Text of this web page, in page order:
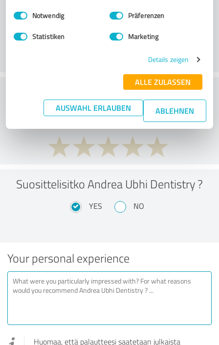
Impressum Datenschutzbestimmungen
Einwilligungsauswahl
Notwendig Präferenzen
Statistiken Marketing
Details zeigen
ALLE ZULASSEN
AUSWAHL ERLAUBEN ABLEHNEN
Palvelu
What do you think of the cost to benefit
ratio?
Suosittelisitko Andrea Ubhi Dentistry ?
YES NO
Your personal experience
Huomaa, että palautteesi saatetaan julkaista